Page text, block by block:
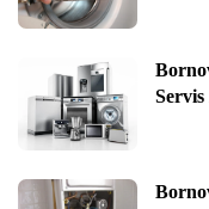
Servis